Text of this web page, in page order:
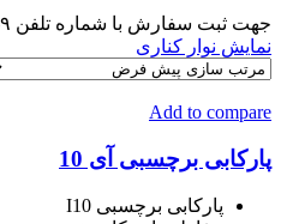
جهت ثبت سفارش با شماره تلفن ۹-۴۴۹۹۱۷۴۸-۰۲۱ تماس بگیرید.
نمایش نوار کناری
Add to compare
پارکابی برچسبی آی 10
پارکابی برچسبی I10